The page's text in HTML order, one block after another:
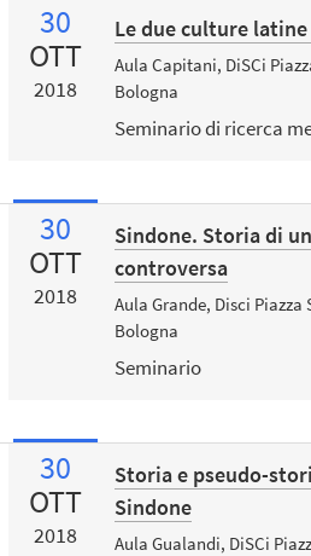
30
OTT
2018
Le due culture
Aula Capitani, DiSCi
Bologna
Seminario di ricerca
30
OTT
2018
Sindone. Storia di
controversa
Aula Grande, Disci
Bologna
Seminario
30
OTT
2018
Storia e pseudo-
Sindone
Aula Gualandi, DiSCi